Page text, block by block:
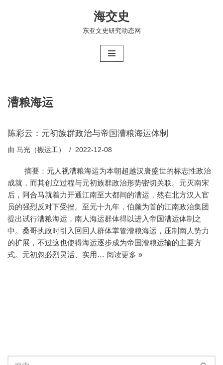
海交史
东亚文史研究动态网
漕粮海运
陈彩云：元初族群政治与帝国漕粮海运体制
由 马光（搬运工） 2022-12-08
摘要：元人视漕粮海运为本朝超越汉唐盛世的标志性政治
成就，而其创立过程与元初族群政治形势密切关联。元灭南宋
后，阿合马就着力开通江南至大都间的漕运，然在北方汉人官
员的强烈反对下受挫。至元十九年，伯颜为首的江南政治集团
提出试行漕粮海运，南人海运群体得以进入帝国漕运体制之
中。桑哥执政时引入回回人群体掌管漕粮海运，压制南人势力
的扩展，不过这也使得海运逐步成为帝国漕粮运输的主要方
式。元初忽必烈灵活、实用… 阅读更多 »